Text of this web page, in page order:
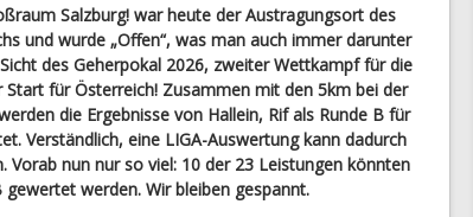
Salzburg! war heute der Austragungsort des
und wurde „Offen“, was man auch immer darunter
des Geherpokal 2026, zweiter Wettkampf für die
Start für Österreich! Zusammen mit den 5km bei der
die Ergebnisse von Hallein, Rif als Runde B für
Verständlich, eine LIGA-Auswertung kann dadurch
nun nur so viel: 10 der 23 Leistungen könnten
werden. Wir bleiben gespannt.